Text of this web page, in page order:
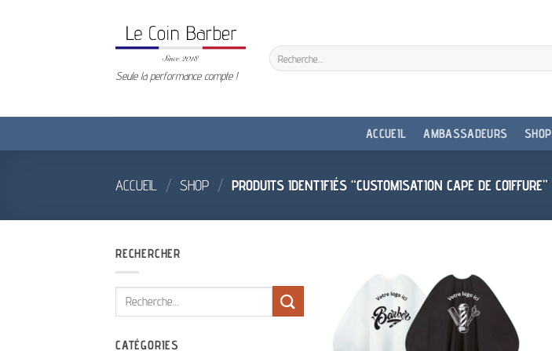
Seule la performance compte !
Recherche
pour :
ACCUEIL AMBASSADEURS SHOP
ACCUEIL / SHOP / PRODUITS IDENTIFIÉS “CUSTOMISATION CAPE DE COIFFURE”
RECHERCHER
Recherche
pour :
CATÉGORIES